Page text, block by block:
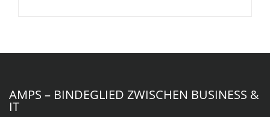
AMPS – BINDEGLIED ZWISCHEN BUSINESS &
IT